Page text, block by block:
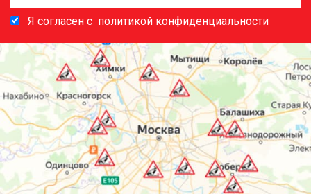
Я согласен с политикой конфиденциальности